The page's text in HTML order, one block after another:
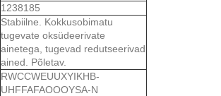
1238185
Stabiilne. Kokkusobimatu
tugevate oksüdeerivate
ainetega, tugevad redutseerivad
ained. Põletav.
RWCCWEUUXYIKHB-
UHFFAFAOOOYSA-N